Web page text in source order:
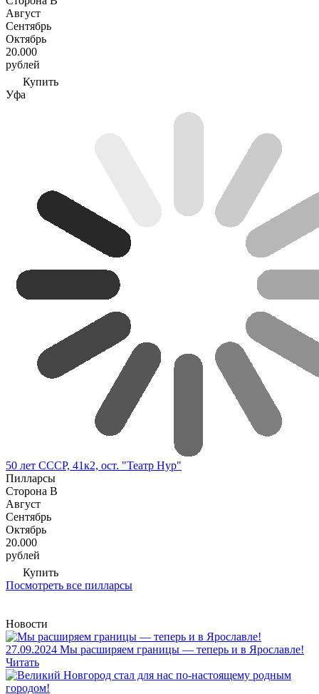
Август
Сентябрь
Октябрь
20.000
рублей
Купить
Уфа
50 лет СССР, 41к2, ост. "Театр Нур"
Пилларсы
Сторона В
Август
Сентябрь
Октябрь
20.000
рублей
Купить
Посмотреть все пилларсы
Новости
27.09.2024 Мы расширяем границы — теперь и в Ярославле!
Читать